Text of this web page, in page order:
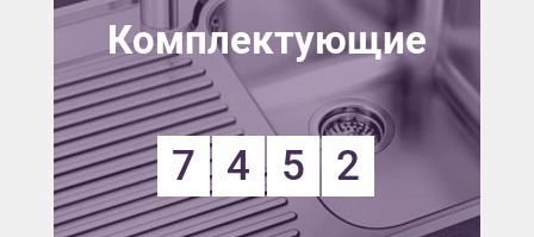
Комплектующие
7 4 5 2